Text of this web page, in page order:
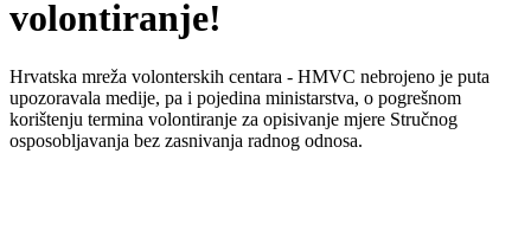
volontiranje!
Hrvatska mreža volonterskih centara - HMVC nebrojeno je puta
upozoravala medije, pa i pojedina ministarstva, o pogrešnom
korištenju termina volontiranje za opisivanje mjere Stručnog
osposobljavanja bez zasnivanja radnog odnosa.